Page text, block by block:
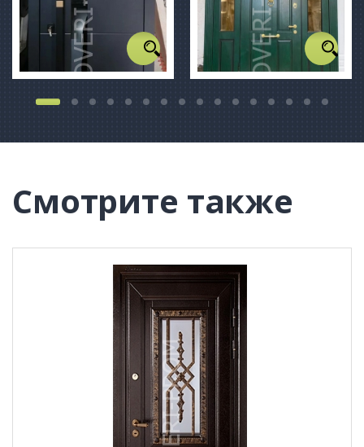
Смотрите также